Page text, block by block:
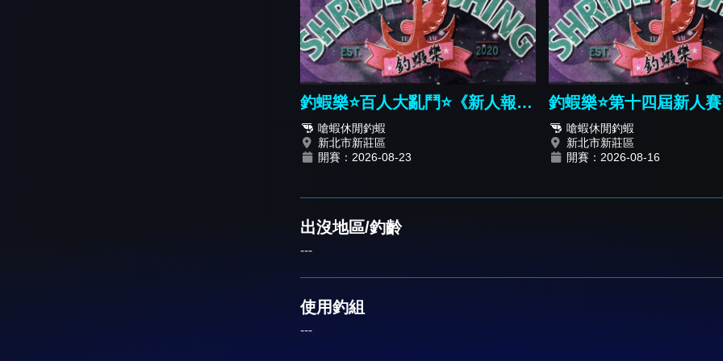
釣蝦樂⭐️百人大亂鬥⭐️《新人報名
篇》嗆蝦休閒釣蝦
新北市新莊區
開賽：2026-08-23
釣蝦樂⭐️第十四屆新人賽
嗆蝦休閒釣蝦
新北市新莊區
開賽：2026-08-16
出沒地區/釣齡
---
使用釣組
---